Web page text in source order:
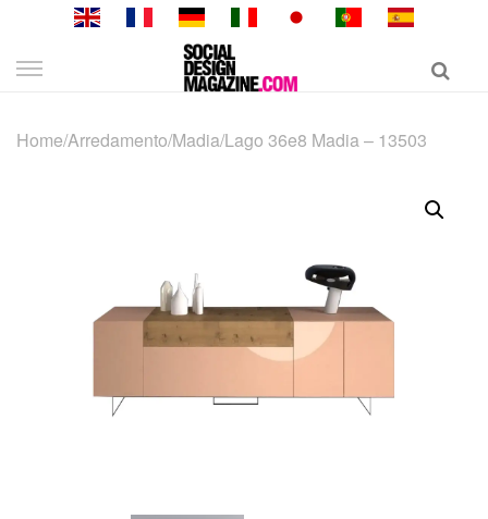
Skip
Home/Arredamento/Madia/Lago 36e8 Madia – 13503